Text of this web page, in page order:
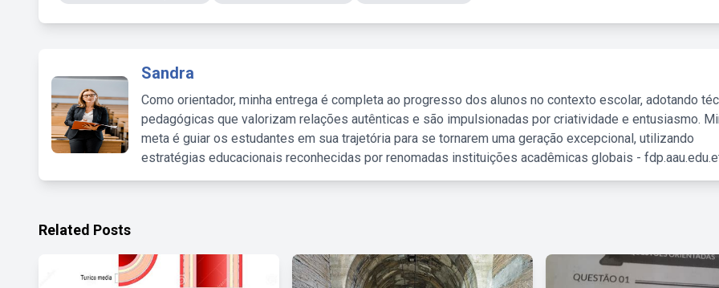
Sandra
Como orientador, minha entrega é completa ao progresso dos alunos no contexto escolar, adotando
pedagógicas que valorizam relações autênticas e são impulsionadas por criatividade e entusiasmo.
meta é guiar os estudantes em sua trajetória para se tornarem uma geração excepcional, utilizando
estratégias educacionais reconhecidas por renomadas instituições acadêmicas globais -
Related Posts